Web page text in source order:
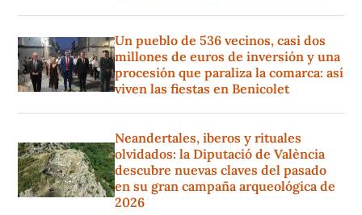
Un pueblo de 536 vecinos, casi dos
millones de euros de inversión y una
procesión que paraliza la comarca: así
viven las fiestas en Benicolet
Neandertales, iberos y rituales
olvidados: la Diputació de València
descubre nuevas claves del pasado
en su gran campaña arqueológica de
2026